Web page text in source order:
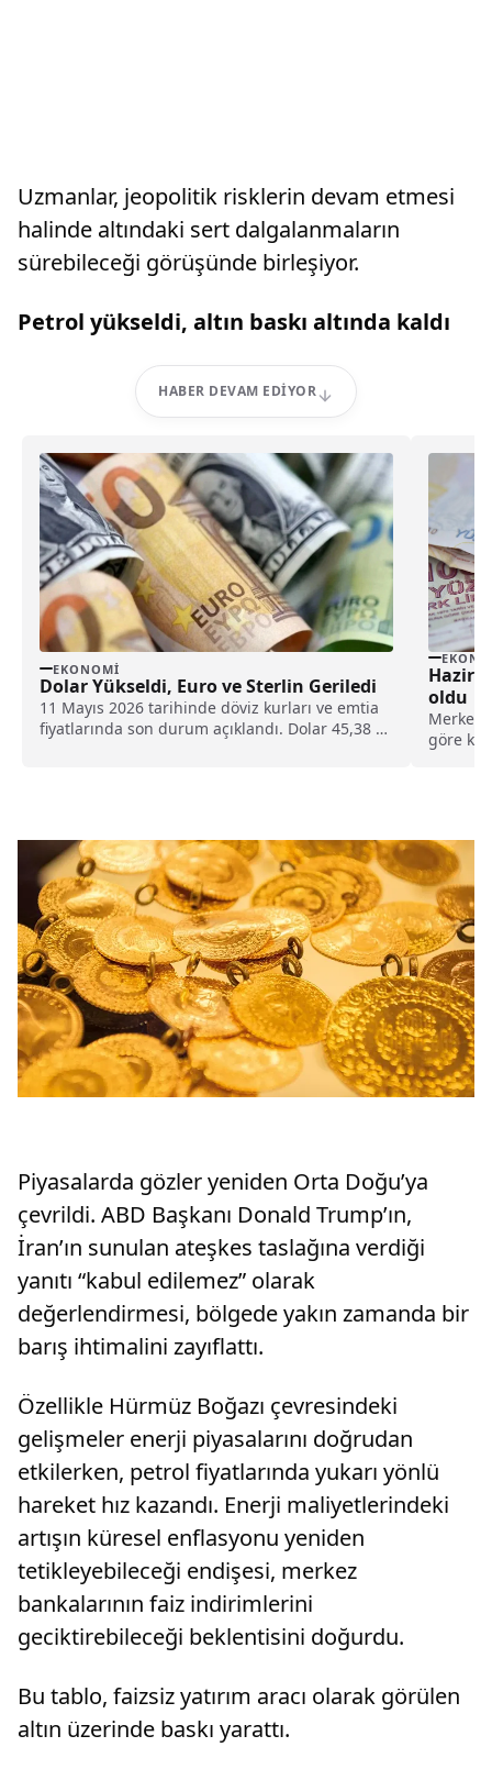
Uzmanlar, jeopolitik risklerin devam etmesi
halinde altındaki sert dalgalanmaların
sürebileceği görüşünde birleşiyor.
Petrol yükseldi, altın baskı altında kaldı
HABER DEVAM EDIYOR
EKONOMI
Dolar Yükseldi, Euro ve Sterlin Geriledi
11 Mayıs 2026 tarihinde döviz kurları ve emtia
fiyatlarında son durum açıklandı. Dolar 45,38 TL
oldu
Merkez
göre
Piyasalarda gözler yeniden Orta Doğu’ya
çevrildi. ABD Başkanı Donald Trump’ın,
İran’ın sunulan ateşkes taslağına verdiği
yanıtı “kabul edilemez” olarak
değerlendirmesi, bölgede yakın zamanda bir
barış ihtimalini zayıflattı.
Özellikle Hürmüz Boğazı çevresindeki
gelişmeler enerji piyasalarını doğrudan
etkilerken, petrol fiyatlarında yukarı yönlü
hareket hız kazandı. Enerji maliyetlerindeki
artışın küresel enflasyonu yeniden
tetikleyebileceği endişesi, merkez
bankalarının faiz indirimlerini
geciktirebileceği beklentisini doğurdu.
Bu tablo, faizsiz yatırım aracı olarak görülen
altın üzerinde baskı yarattı.